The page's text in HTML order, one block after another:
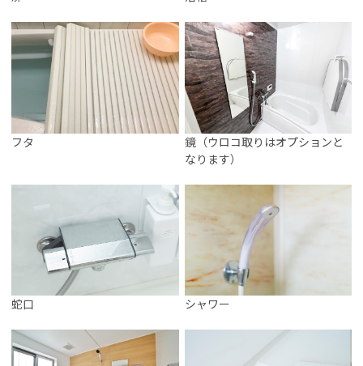
フタ
鏡（ウロコ取りはオプションと
なります）
蛇口 シャワー